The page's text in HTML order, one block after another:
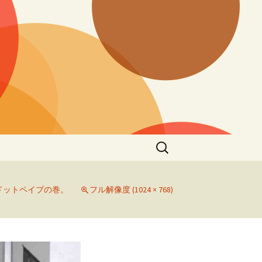
検
ットペイブの巻。 フル解像度 (1024 × 768)